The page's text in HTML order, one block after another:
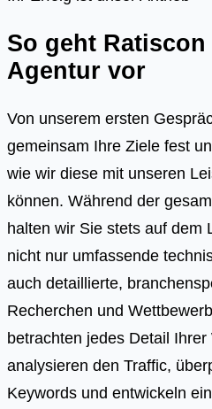
So geht Ratiscon
Agentur vor
Von unserem ersten
gemeinsam Ihre Ziele fest
wie wir diese mit unseren
können. Während der
halten wir Sie stets auf dem
nicht nur umfassende
auch detaillierte,
Recherchen und
betrachten jedes Detail
analysieren den Traffic,
Keywords und entwickeln